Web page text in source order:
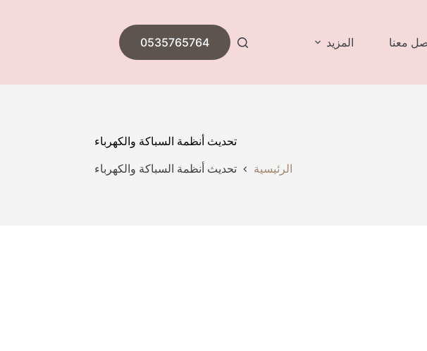
معنا المزيد 0535765764
تحديث أنظمة السباكة والكهرباء
الرئيسية تحديث أنظمة السباكة والكهرباء